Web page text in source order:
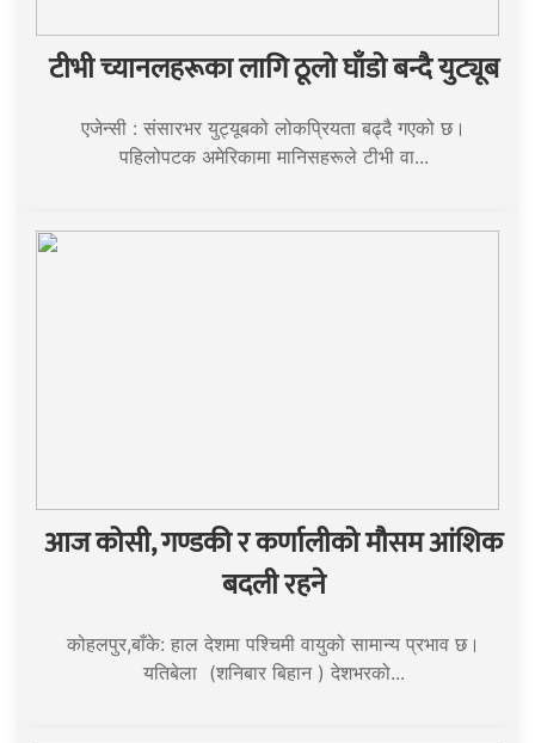
टीभी च्यानलहरूका लागि ठूलो घाँडो बन्दै युट्यूब
एजेन्सी : संसारभर युट्यूबको लोकप्रियता बढ्दै गएको छ।
पहिलोपटक अमेरिकामा मानिसहरूले टीभी वा...
आज कोसी, गण्डकी र कर्णालीको मौसम आंशिक
बदली रहने
कोहलपुर,बाँके: हाल देशमा पश्चिमी वायुको सामान्य प्रभाव छ।
यतिबेला (शनिबार बिहान ) देशभरको...